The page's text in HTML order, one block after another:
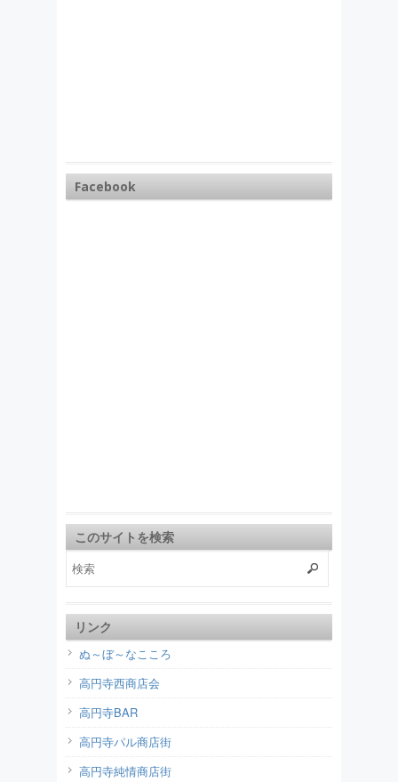
Facebook
このサイトを検索
リンク
ぬ～ぼ～なこころ
高円寺西商店会
高円寺BAR
高円寺パル商店街
高円寺純情商店街